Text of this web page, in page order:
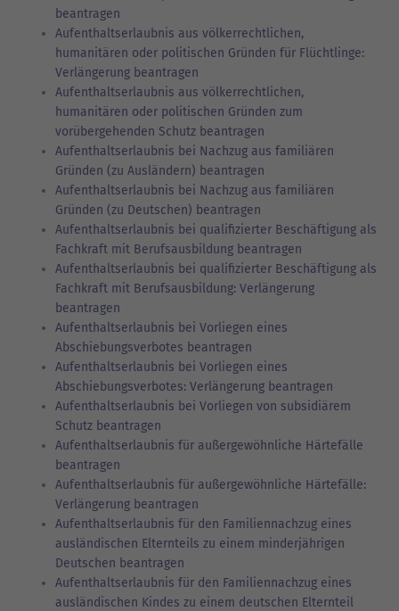
beantragen
Aufenthaltserlaubnis aus völkerrechtlichen,
humanitären oder politischen Gründen für Flüchtlinge:
Verlängerung beantragen
Aufenthaltserlaubnis aus völkerrechtlichen,
humanitären oder politischen Gründen zum
vorübergehenden Schutz beantragen
Aufenthaltserlaubnis bei Nachzug aus familiären
Gründen (zu Ausländern) beantragen
Aufenthaltserlaubnis bei Nachzug aus familiären
Gründen (zu Deutschen) beantragen
Aufenthaltserlaubnis bei qualifizierter Beschäftigung als
Fachkraft mit Berufsausbildung beantragen
Aufenthaltserlaubnis bei qualifizierter Beschäftigung als
Fachkraft mit Berufsausbildung: Verlängerung
beantragen
Aufenthaltserlaubnis bei Vorliegen eines
Abschiebungsverbotes beantragen
Aufenthaltserlaubnis bei Vorliegen eines
Abschiebungsverbotes: Verlängerung beantragen
Aufenthaltserlaubnis bei Vorliegen von subsidiärem
Schutz beantragen
Aufenthaltserlaubnis für außergewöhnliche Härtefälle
beantragen
Aufenthaltserlaubnis für außergewöhnliche Härtefälle:
Verlängerung beantragen
Aufenthaltserlaubnis für den Familiennachzug eines
ausländischen Elternteils zu einem minderjährigen
Deutschen beantragen
Aufenthaltserlaubnis für den Familiennachzug eines
ausländischen Kindes zu einem deutschen Elternteil